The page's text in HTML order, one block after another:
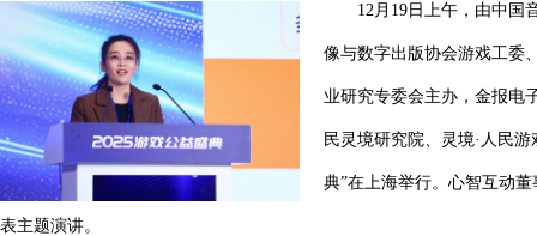
12月19日上午，由中国
像与数字出版协会游戏工委
业研究专委会主办，金报电
民灵境研究院、灵境·人民
典”在上海举行。心智互动
表主题演讲。